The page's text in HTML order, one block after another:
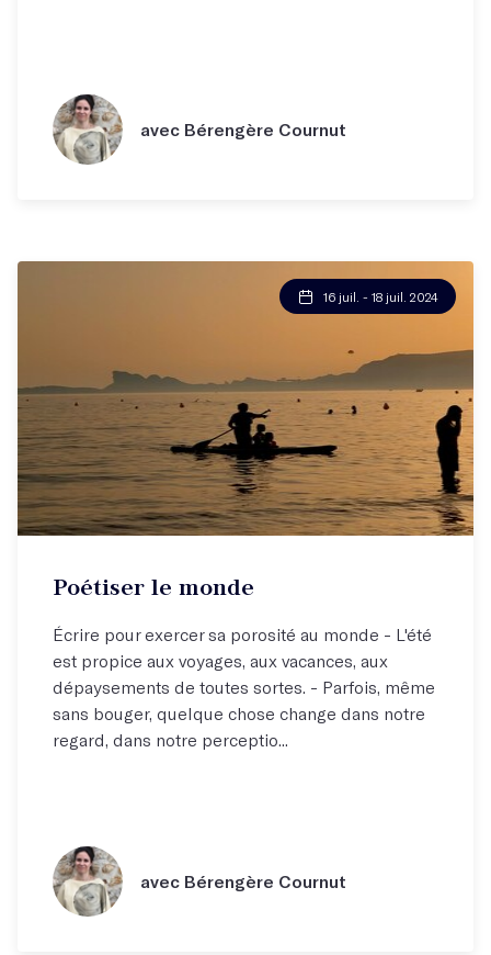
avec Bérengère Cournut
16 juil. - 18 juil. 2024
Poétiser le monde
Écrire pour exercer sa porosité au monde - L'été
est propice aux voyages, aux vacances, aux
dépaysements de toutes sortes. - Parfois, même
sans bouger, quelque chose change dans notre
regard, dans notre perceptio...
avec Bérengère Cournut